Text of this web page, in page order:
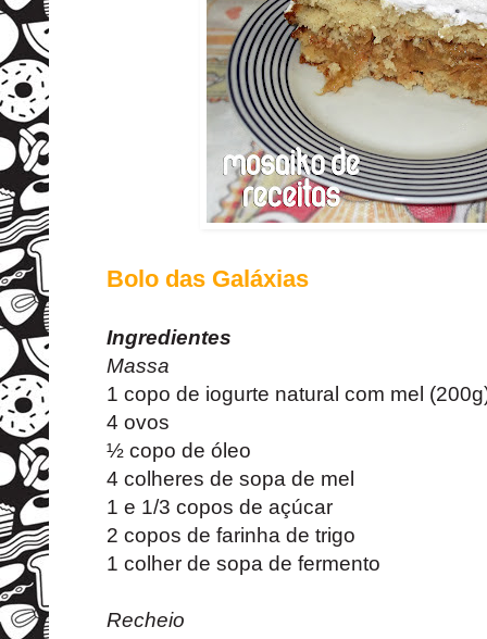
Bolo das Galáxias
Ingredientes
Massa
1 copo de iogurte natural com mel
4 ovos
½ copo de óleo
4 colheres de sopa de mel
1 e 1/3 copos de açúcar
2 copos de farinha de trigo
1 colher de sopa de fermento
Recheio